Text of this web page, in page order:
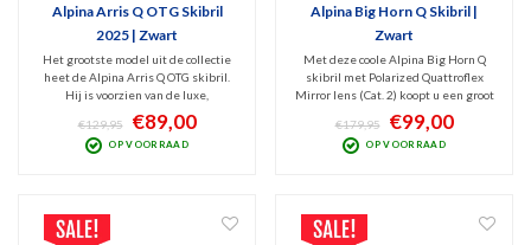
Alpina Arris Q OTG Skibril
2025 | Zwart
Het grootste model uit de collectie
heet de Alpina Arris Q OTG skibril.
Hij is voorzien van de luxe,
QuattroFlex lens (Cat. 2) met én een
lichte spiegel én een polariserende
coating voor minder schitteringen.
€129,95 €89,00
OP VOORRAAD
Alpina Big Horn Q Skibril |
Zwart
Met deze coole Alpina Big Horn Q
skibril met Polarized Quattroflex
Mirror lens (Cat. 2) koopt u een groot
model snow goggles met zeer breed
zichtveld. Stijlvol Freeride model
met Thermoblock techniek waardoor
€179,95 €99,00
OP VOORRAAD